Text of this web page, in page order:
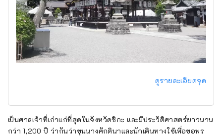
ดูรายละเอียดจุด
เป็นศาลเจ้าที่เก่าแก่ที่สุดในจังหวัดชิกะ และมีประวัติศาสตร์ยาวนาน
กว่า 1,200 ปี ว่ากันว่าขุนนางศักดินาและนักเดินทางใช้เพื่อขอพร